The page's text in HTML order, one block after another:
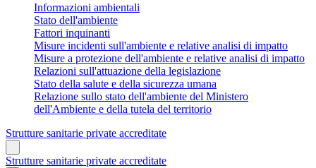
Informazioni ambientali
Stato dell'ambiente
Fattori inquinanti
Misure incidenti sull'ambiente e relative analisi di impatto
Misure a protezione dell'ambiente e relative analisi di impatto
Relazioni sull'attuazione della legislazione
Stato della salute e della sicurezza umana
Relazione sullo stato dell'ambiente del Ministero
dell'Ambiente e della tutela del territorio
Strutture sanitarie private accreditate
Strutture sanitarie private accreditate